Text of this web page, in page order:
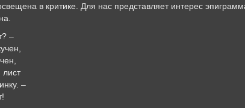
в критике. Для нас представляет интерес
–
лист
–